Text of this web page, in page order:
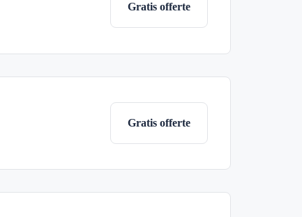
Gratis offerte
Gratis offerte